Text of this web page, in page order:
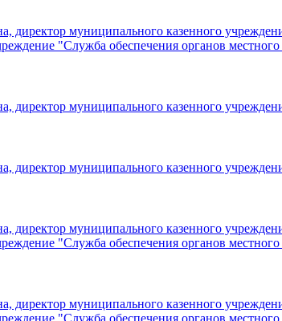
директор муниципального казенного
"Служба обеспечения органов
директор муниципального казенного
директор муниципального казенного
директор муниципального казенного
"Служба обеспечения органов
директор муниципального казенного
"Служба обеспечения органов